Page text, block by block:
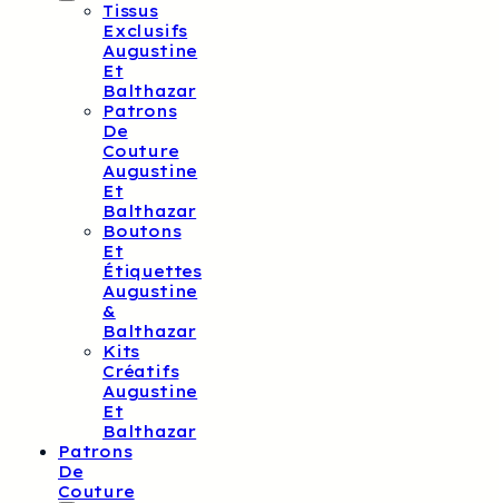
Tissus
Exclusifs
Augustine
Et
Balthazar
Patrons
De
Couture
Augustine
Et
Balthazar
Boutons
Et
Étiquettes
Augustine
&
Balthazar
Kits
Créatifs
Augustine
Et
Balthazar
Patrons
De
Couture